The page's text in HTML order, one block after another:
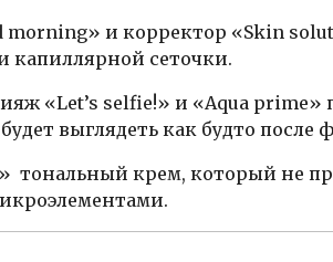
morning» и корректор «Skin
капиллярной сеточки.
«Let’s selfie!» и «Aqua
выглядеть как будто после
тональный крем, который не